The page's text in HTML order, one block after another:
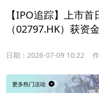
【IPO追踪】上市
（02797.HK）获资
日期： 2026-07-09 10:22